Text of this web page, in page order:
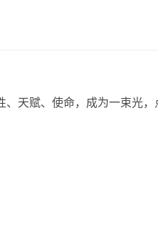
天赋、使命，成为一束光，